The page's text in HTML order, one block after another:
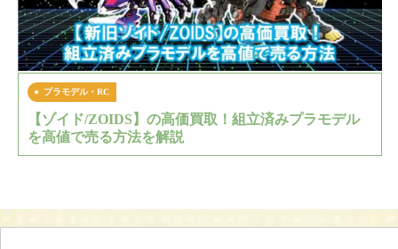
プラモデル・RC
【ゾイド/ZOIDS】の高価買取！組立済みプラモデル
を高値で売る方法を解説